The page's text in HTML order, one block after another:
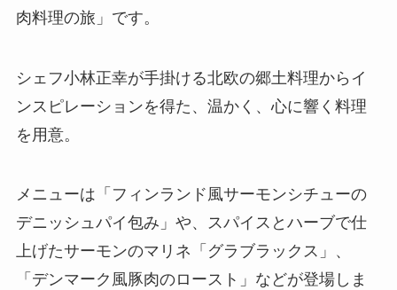
肉料理の旅」です。
シェフ小林正幸が手掛ける北欧の郷土料理からイ
ンスピレーションを得た、温かく、心に響く料理
を用意。
メニューは「フィンランド風サーモンシチューの
デニッシュパイ包み」や、スパイスとハーブで仕
上げたサーモンのマリネ「グラブラックス」、
「デンマーク風豚肉のロースト」などが登場しま